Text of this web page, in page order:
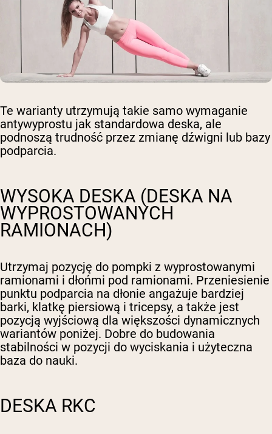
Te warianty utrzymują takie samo wymaganie
antywyprostu jak standardowa deska, ale
podnoszą trudność przez zmianę dźwigni lub bazy
podparcia.
WYSOKA DESKA (DESKA NA
WYPROSTOWANYCH
RAMIONACH)
Utrzymaj pozycję do pompki z wyprostowanymi
ramionami i dłońmi pod ramionami. Przeniesienie
punktu podparcia na dłonie angażuje bardziej
barki, klatkę piersiową i tricepsy, a także jest
pozycją wyjściową dla większości dynamicznych
wariantów poniżej. Dobre do budowania
stabilności w pozycji do wyciskania i użyteczna
baza do nauki.
DESKA RKC